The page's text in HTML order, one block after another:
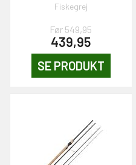
Fiskegrej
Før 549,95
439,95
SE PRODUKT